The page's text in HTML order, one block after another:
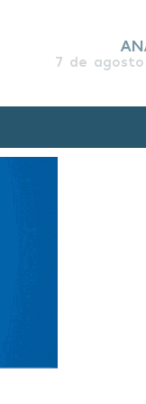
7 de